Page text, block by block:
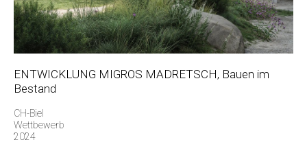
ENTWICKLUNG MIGROS MADRETSCH, Bauen im
Bestand
CH-Biel
Wettbewerb
2024